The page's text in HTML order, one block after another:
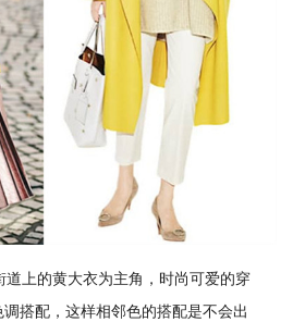
道上的黄大衣为主角，时尚可爱的穿
搭配，这样相邻色的搭配是不会出